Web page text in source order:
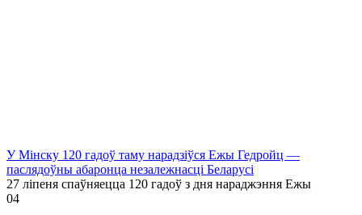
У Мінску 120 гадоў таму нарадзіўся Ежы Гедройц —
паслядоўны абаронца незалежнасці Беларусі
27 ліпеня спаўняецца 120 гадоў з дня нараджэння Ежы
04